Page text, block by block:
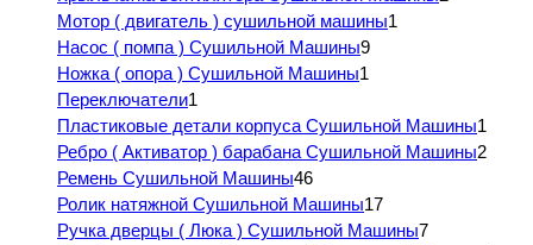
Мотор ( двигатель ) сушильной машины1
Насос ( помпа ) Сушильной Машины9
Ножка ( опора ) Сушильной Машины1
Переключатели1
Пластиковые детали корпуса Сушильной Машины1
Ребро ( Активатор ) барабана Сушильной Машины2
Ремень Сушильной Машины46
Ролик натяжной Сушильной Машины17
Ручка дверцы ( Люка ) Сушильной Машины7